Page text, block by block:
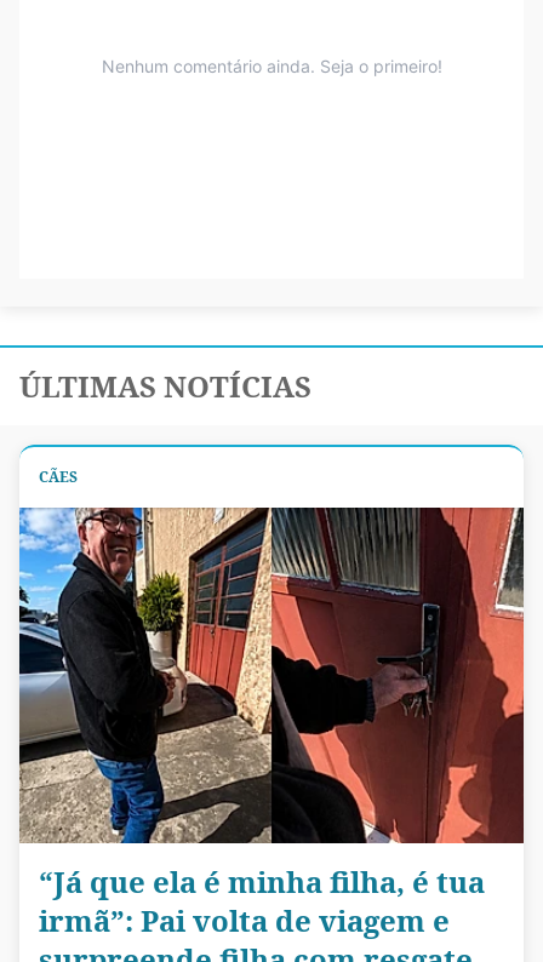
ÚLTIMAS NOTÍCIAS
CÃES
“Já que ela é minha filha, é tua
irmã”: Pai volta de viagem e